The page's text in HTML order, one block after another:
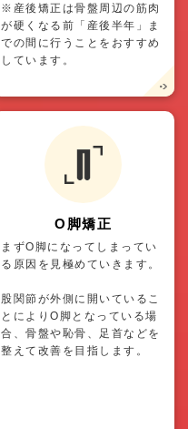
※産後矯正は骨盤周辺の筋肉
が硬くなる前「産後半年」ま
での間に行うことをおすすめ
しています。
O脚矯正
まずO脚になってしまってい
る原因を見極めていきます。
股関節が外側に開いているこ
とによりO脚となっている場
合、骨盤や恥骨、足首などを
整えて改善を目指します。